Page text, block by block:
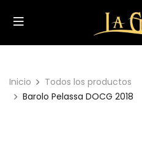
Inicio
Todos los productos
Barolo Pelassa DOCG 2018